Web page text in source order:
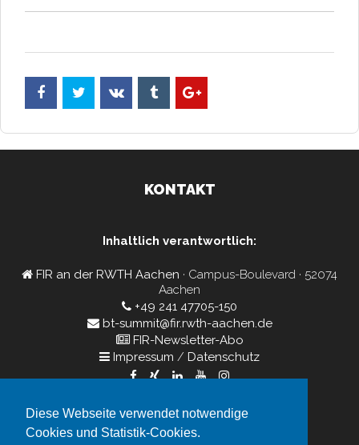
Diese Webseite verwendet notwendige
Cookies und Statistik-Cookies.
KONTAKT
Inhaltlich verantwortlich:
FIR an der RWTH Aachen · Campus-Boulevard · 52074
Aachen
+49 241 47705-150
bt-summit@fir.rwth-aachen.de
FIR-Newsletter-Abo
Impressum / Datenschutz
Veranstalter: